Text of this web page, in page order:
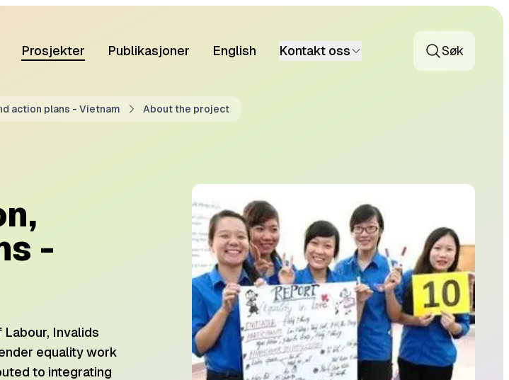
Prosjekter Publikasjoner English Kontakt oss Søk
action plans - Vietnam About the project
-
Invalids
equality work
to integrating